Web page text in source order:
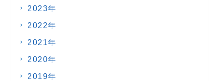
2023年
2022年
2021年
2020年
2019年